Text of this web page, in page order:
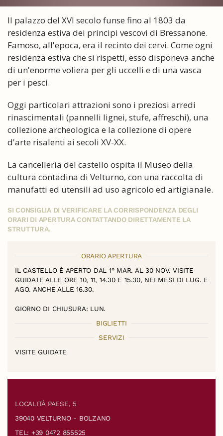
Il palazzo del XVI secolo funse fino al 1803 da
residenza estiva dei principi vescovi di Bressanone.
Famoso, all'epoca, era il recinto dei cervi. Come ogni
residenza estiva che si rispetti, esso disponeva anche
di un'enorme voliera per gli uccelli e di una vasca
per i pesci.
Oggi particolari attrazioni sono i preziosi arredi
rinascimentali (pannelli lignei, stufe, affreschi), una
collezione archeologica e la collezione di opere
d'arte risalenti ai secoli XV-XX.
La cancelleria del castello ospita il Museo della
cultura contadina di Velturno, con una raccolta di
manufatti ed utensili ad uso agricolo ed artigianale.
SI CONSIGLIA DI VERIFICARE LA CORRISPONDENZA DEGLI
ORARI DI APERTURA CONTATTANDO DIRETTAMENTE LA
STRUTTURA.
ORARIO APERTURA
IL CASTELLO È APERTO DAL 1° MAR. AL 30 NOV. VISITE
GUIDATE ALLE ORE 10, 11, 14.30 E 15.30, NEI MESI DI LUG. E
AGO. ANCHE ALLE 16.30.
GIORNO DI CHIUSURA: LUN.
BIGLIETTI
SERVIZI
VISITE GUIDATE
LOCALITÀ PAESE, 5 ‎
39040 VELTURNO - BOLZANO
TEL: +39 0472 855525